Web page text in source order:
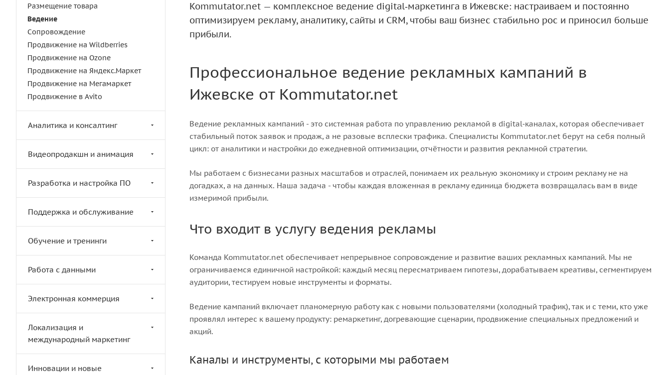
Kommutator.net — комплексное ведение digital‑маркетинга в Ижевске: настраиваем и постоянно
оптимизируем рекламу, аналитику, сайты и CRM, чтобы ваш бизнес стабильно рос и приносил больше
прибыли.
Профессиональное ведение рекламных кампаний в
Ижевске от Kommutator.net
Ведение рекламных кампаний - это системная работа по управлению рекламой в digital‑каналах, которая обеспечивает
стабильный поток заявок и продаж, а не разовые всплески трафика. Специалисты Kommutator.net берут на себя полный
цикл: от аналитики и настройки до ежедневной оптимизации, отчётности и развития рекламной стратегии.
Мы работаем с бизнесами разных масштабов и отраслей, понимаем их реальную экономику и строим рекламу не на
догадках, а на данных. Наша задача - чтобы каждая вложенная в рекламу единица бюджета возвращалась вам в виде
измеримой прибыли.
Что входит в услугу ведения рекламы
Команда Kommutator.net обеспечивает непрерывное сопровождение и развитие ваших рекламных кампаний. Мы не
ограничиваемся единичной настройкой: каждый месяц пересматриваем гипотезы, дорабатываем креативы, сегментируем
аудитории, тестируем новые инструменты и форматы.
Ведение кампаний включает планомерную работу как с новыми пользователями (холодный трафик), так и с теми, кто уже
проявлял интерес к вашему продукту: ремаркетинг, догревающие сценарии, продвижение специальных предложений и
акций.
Каналы и инструменты, с которыми мы работаем
Размещение товара
Ведение
Сопровождение
Продвижение на Wildberries
Продвижение на Ozone
Продвижение на Яндекс.Маркет
Продвижение на Мегамаркет
Продвижение в Avito
Аналитика и консалтинг
Видеопродакшн и анимация
Разработка и настройка ПО
Поддержка и обслуживание
Обучение и тренинги
Работа с данными
Электронная коммерция
Локализация и
международный маркетинг
Инновации и новые